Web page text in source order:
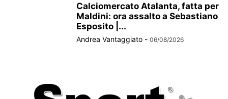
Calciomercato Atalanta, fatta per
Maldini: ora assalto a Sebastiano
Esposito |...
Andrea Vantaggiato - 06/08/2026